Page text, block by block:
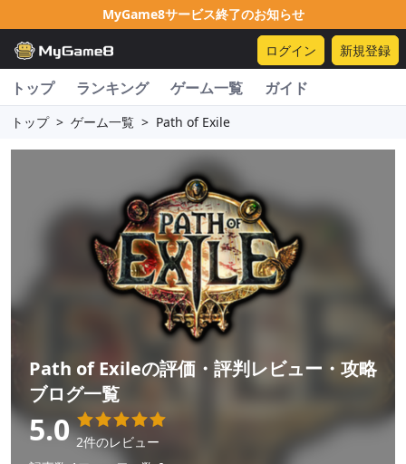
MyGame8サービス終了のお知らせ
ログイン 新規登録
トップ ランキング ゲーム一覧 ガイド
トップ > ゲーム一覧 > Path of Exile
Path of Exileの評価・評判レビュー・攻略
ブログ一覧
5.0 2件のレビュー